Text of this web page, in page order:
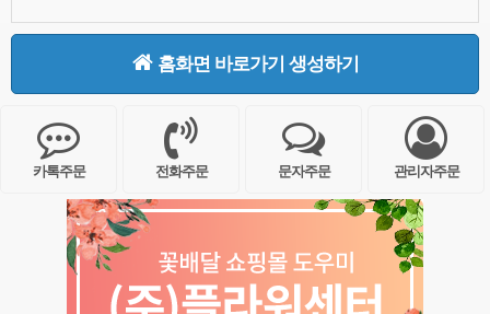
홈화면 바로가기 생성하기
카톡주문 전화주문 문자주문 관리자주문